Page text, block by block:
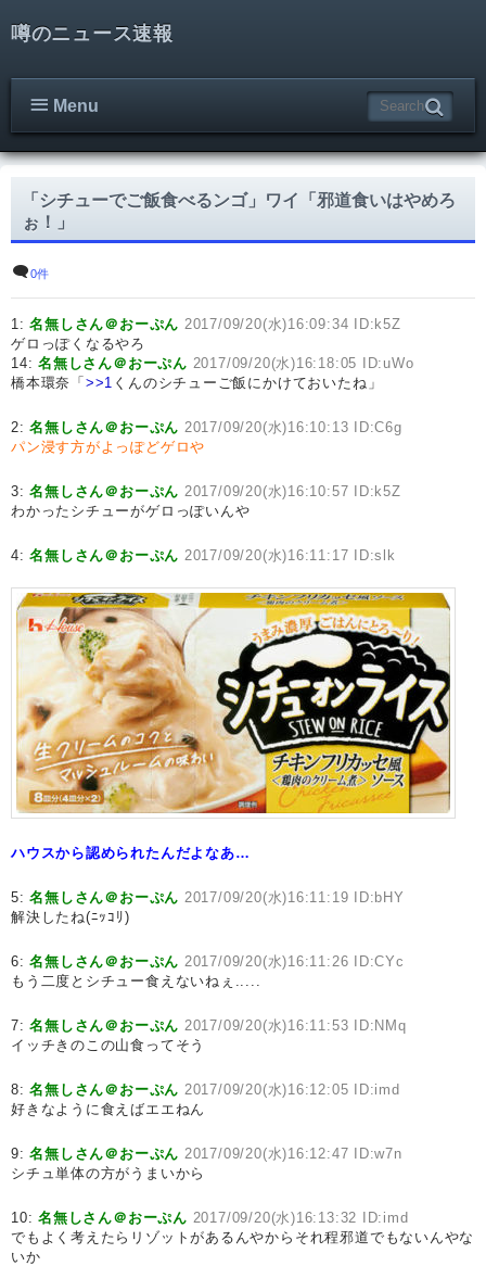
噂のニュース速報
Menu
「シチューでご飯食べるンゴ」ワイ「邪道食いはやめろ
ぉ！」
0件
1:名無しさん＠おーぷん 2017/09/20(水)16:09:34 ID:k5Z
ゲロっぽくなるやろ
14:名無しさん＠おーぷん 2017/09/20(水)16:18:05 ID:uWo
橋本環奈「 >>1 くんのシチューご飯にかけておいたね」
2:名無しさん＠おーぷん 2017/09/20(水)16:10:13 ID:C6g
パン浸す方がよっぽどゲロや
3:名無しさん＠おーぷん 2017/09/20(水)16:10:57 ID:k5Z
わかったシチューがゲロっぽいんや
4:名無しさん＠おーぷん 2017/09/20(水)16:11:17 ID:slk
ハウスから認められたんだよなあ…
5:名無しさん＠おーぷん 2017/09/20(水)16:11:19 ID:bHY
解決したね(ﾆｯｺﾘ)
6:名無しさん＠おーぷん 2017/09/20(水)16:11:26 ID:CYc
もう二度とシチュー食えないねぇ.....
7:名無しさん＠おーぷん 2017/09/20(水)16:11:53 ID:NMq
イッチきのこの山食ってそう
8:名無しさん＠おーぷん 2017/09/20(水)16:12:05 ID:imd
好きなように食えばエエねん
9:名無しさん＠おーぷん 2017/09/20(水)16:12:47 ID:w7n
シチュ単体の方がうまいから
10:名無しさん＠おーぷん 2017/09/20(水)16:13:32 ID:imd
でもよく考えたらリゾットがあるんやからそれ程邪道でもないんやな
いか